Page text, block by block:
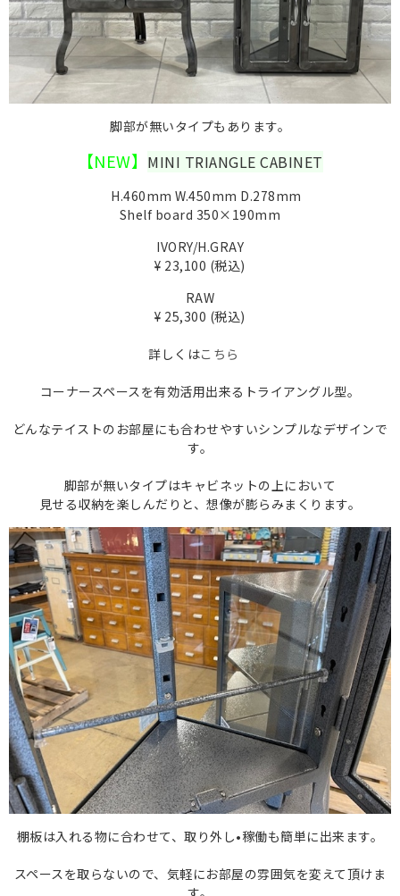
脚部が無いタイプもあります。
【NEW】 MINI TRIANGLE CABINET
H.460mm W.450mm D.278mm
Shelf board 350×190mm
IVORY/H.GRAY
¥ 23,100 (税込)
RAW
¥ 25,300 (税込)
詳しくはこちら
コーナースペースを有効活用出来るトライアングル型。
どんなテイストのお部屋にも合わせやすいシンプルなデザインで
す。
脚部が無いタイプはキャビネットの上において
見せる収納を楽しんだりと、想像が膨らみまくります。
棚板は入れる物に合わせて、取り外し•稼働も簡単に出来ます。
スペースを取らないので、気軽にお部屋の雰囲気を変えて頂けま
す。